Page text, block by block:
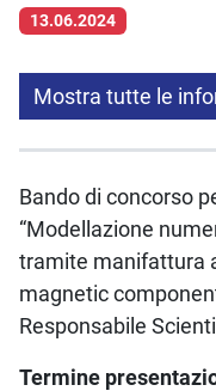
13.06.2024
Mostra tutte le
Bando di concorso
“Modellazione
tramite manifattura
magnetic
Responsabile
Termine